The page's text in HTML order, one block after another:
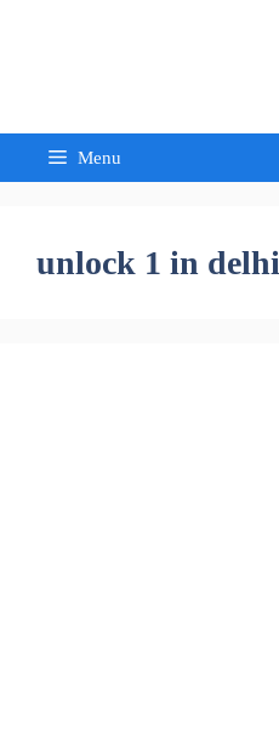
Menu
unlock 1 in delhi